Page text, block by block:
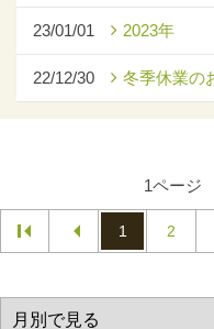
23/01/01 2023年
22/12/30 冬季休業の
1ページ
1 2